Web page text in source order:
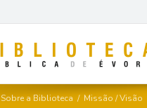
Sobre a Biblioteca / Missão / Visão